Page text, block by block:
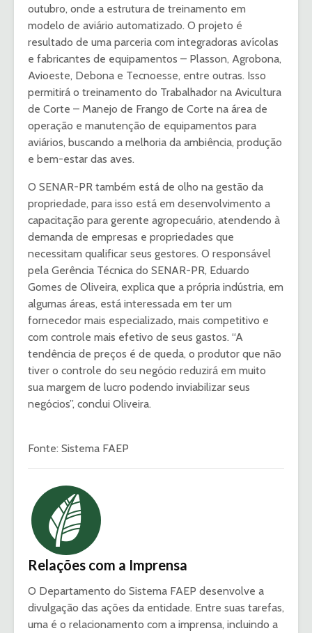
outubro, onde a estrutura de treinamento em
modelo de aviário automatizado. O projeto é
resultado de uma parceria com integradoras avícolas
e fabricantes de equipamentos – Plasson, Agrobona,
Avioeste, Debona e Tecnoesse, entre outras. Isso
permitirá o treinamento do Trabalhador na Avicultura
de Corte – Manejo de Frango de Corte na área de
operação e manutenção de equipamentos para
aviários, buscando a melhoria da ambiência, produção
e bem-estar das aves.
O SENAR-PR também está de olho na gestão da
propriedade, para isso está em desenvolvimento a
capacitação para gerente agropecuário, atendendo à
demanda de empresas e propriedades que
necessitam qualificar seus gestores. O responsável
pela Gerência Técnica do SENAR-PR, Eduardo
Gomes de Oliveira, explica que a própria indústria, em
algumas áreas, está interessada em ter um
fornecedor mais especializado, mais competitivo e
com controle mais efetivo de seus gastos. “A
tendência de preços é de queda, o produtor que não
tiver o controle do seu negócio reduzirá em muito
sua margem de lucro podendo inviabilizar seus
negócios”, conclui Oliveira.
Fonte: Sistema FAEP
Relações com a Imprensa
O Departamento do Sistema FAEP desenvolve a
divulgação das ações da entidade. Entre suas tarefas,
uma é o relacionamento com a imprensa, incluindo a